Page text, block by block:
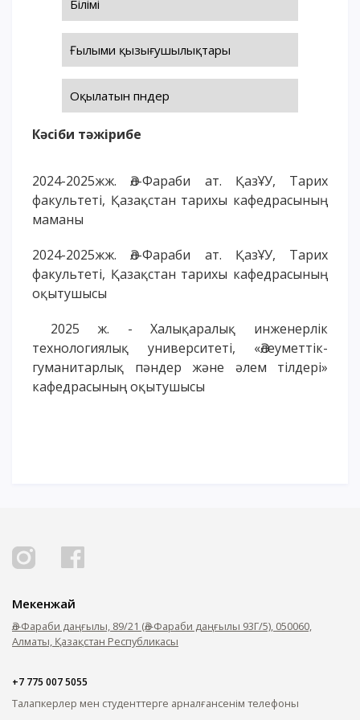
ОҚУ АҚЫСЫН ТӨЛЕУ
Білімі
Ғылыми қызығушылықтары
Оқылатын пәндер
Кәсіби тәжірибе
2024-2025жж. Әл-Фараби ат. ҚазҰУ, Тарих
факультеті, Қазақстан тарихы кафедрасының
маманы
2024-2025жж. Әл-Фараби ат. ҚазҰУ, Тарих
факультеті, Қазақстан тарихы кафедрасының
оқытушысы
2025 ж. - Халықаралық инженерлік
технологиялық университеті, «Әлеуметтік-
гуманитарлық пәндер және әлем тілдері»
кафедрасының оқытушысы
Мекенжай
Әл-Фараби даңғылы, 89/21 (Әл-Фараби даңғылы 93Г/5), 050060,
Алматы, Қазақстан Республикасы
+7 775 007 5055
Талапкерлер мен студенттерге арналғансенім телефоны